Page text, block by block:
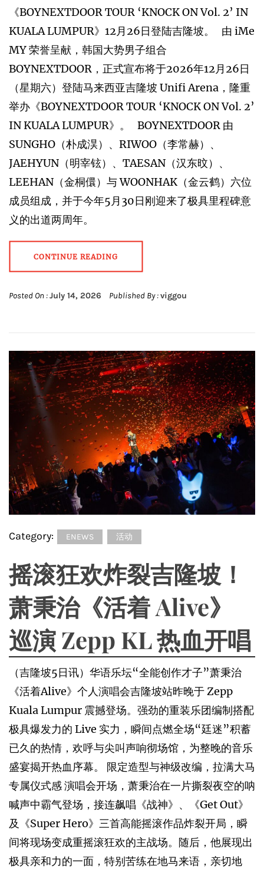
《BOYNEXTDOOR TOUR ‘KNOCK ON Vol. 2’ IN
KUALA LUMPUR》12月26日登陆吉隆坡。 由 iMe
MY 荣誉呈献，韩国大势男子组合
BOYNEXTDOOR，正式宣布将于2026年12月26日
（星期六）登陆马来西亚吉隆坡 Unifi Arena，隆重
举办《BOYNEXTDOOR TOUR ‘KNOCK ON Vol. 2’
IN KUALA LUMPUR》。 BOYNEXTDOOR 由
SUNGHO（朴成淏）、RIWOO（李常赫）、
JAEHYUN（明宰铉）、TAESAN（汉东旼）、
LEEHAN（金桐儇）与 WOONHAK（金云鹤）六位
成员组成，并于今年5月30日刚迎来了极具里程碑意
义的出道两周年。
CONTINUE READING
Posted On :July 14, 2026 Published By :viggou
Category: ENEWS 活动
摇滚狂欢炸裂吉隆坡！
萧秉治《活着 Alive》
巡演 Zepp KL 热血开唱
（吉隆坡5日讯）华语乐坛“全能创作才子”萧秉治
《活着Alive》个人演唱会吉隆坡站昨晚于 Zepp
Kuala Lumpur 震撼登场。强劲的重装乐团编制搭配
极具爆发力的 Live 实力，瞬间点燃全场“廷迷”积蓄
已久的热情，欢呼与尖叫声响彻场馆，为整晚的音乐
盛宴揭开热血序幕。 限定造型与神级改编，拉满大马
专属仪式感 演唱会开场，萧秉治在一片撕裂夜空的呐
喊声中霸气登场，接连飙唱《战神》、《Get Out》
及《Super Hero》三首高能摇滚作品炸裂开局，瞬
间将现场变成重摇滚狂欢的主战场。随后，他展现出
极具亲和力的一面，特别苦练在地马来语，亲切地